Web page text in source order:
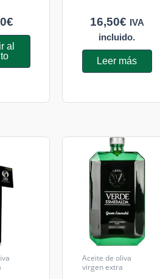
€
al
16,50€ IVA
incluido.
Leer más
Aceite de oliva
virgen extra